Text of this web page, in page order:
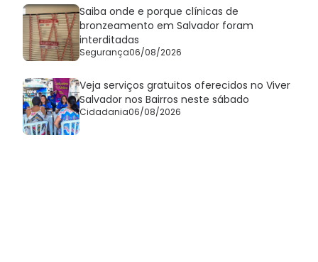
Saiba onde e porque clínicas de
bronzeamento em Salvador foram
interditadas
Segurança06/08/2026
Veja serviços gratuitos oferecidos no Viver
Salvador nos Bairros neste sábado
Cidadania06/08/2026